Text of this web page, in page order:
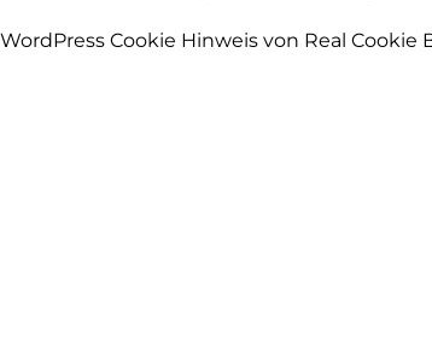
WordPress Cookie Hinweis von Real Cookie